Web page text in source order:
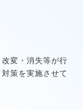
変・消失等が行
策を実施させて